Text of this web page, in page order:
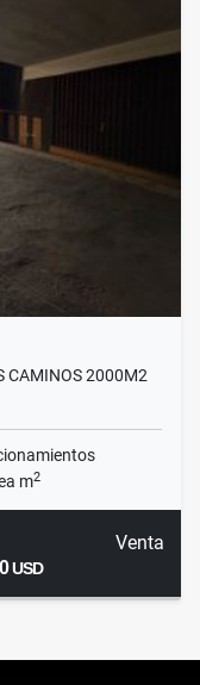
CAMINOS 2000M2
m2
Venta
USD